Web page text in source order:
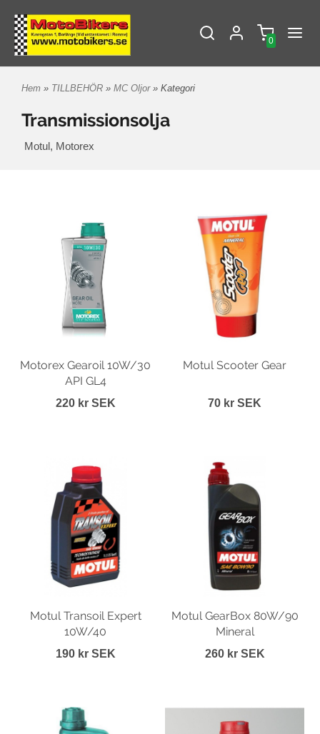
0
Hem » TILLBEHÖR » MC Oljor » Kategori
Transmissionsolja
Motul, Motorex
Motorex Gearoil 10W/30
API GL4
220 kr SEK
Motul Scooter Gear
70 kr SEK
Motul Transoil Expert
10W/40
190 kr SEK
Motul GearBox 80W/90
Mineral
260 kr SEK